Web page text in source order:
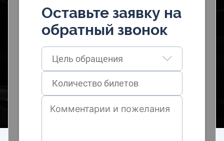
Оставьте заявку на
обратный звонок
Цель обращения